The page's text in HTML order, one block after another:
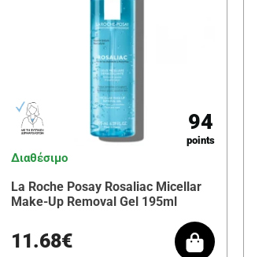
94
points
Διαθέσιμο
La Roche Posay Rosaliac Micellar
Make-Up Removal Gel 195ml
11.68€